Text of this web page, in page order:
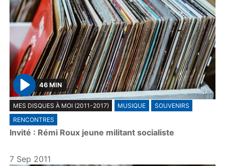
P
l
a
y
46 MIN
MES DISQUES À MOI (2011-2017) MUSIQUE
SOUVENIRS
RENCONTRES
Invité : Rémi Roux jeune militant socialiste
7 Sep 2011